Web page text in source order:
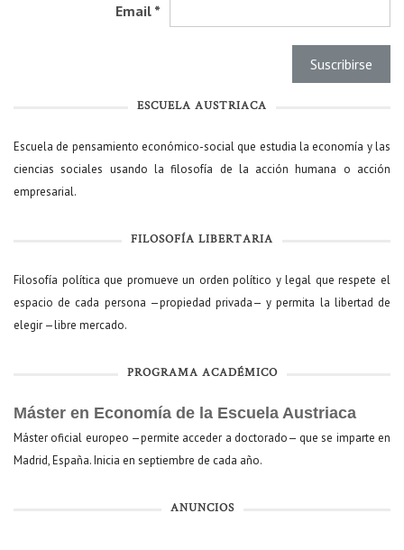
Email *
ESCUELA AUSTRIACA
Escuela de pensamiento económico-social que estudia la economía y las
ciencias sociales usando la filosofía de la acción humana o acción
empresarial.
FILOSOFÍA LIBERTARIA
Filosofía política que promueve un orden político y legal que respete el
espacio de cada persona —propiedad privada— y permita la libertad de
elegir —libre mercado.
PROGRAMA ACADÉMICO
Máster en Economía de la Escuela Austriaca
Máster oficial europeo —permite acceder a doctorado— que se imparte en
Madrid, España. Inicia en septiembre de cada año.
ANUNCIOS